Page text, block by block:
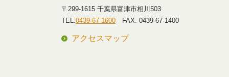
〒299-1615 千葉県富津市相川503
TEL.0439-67-1600 FAX. 0439-67-1400
アクセスマップ